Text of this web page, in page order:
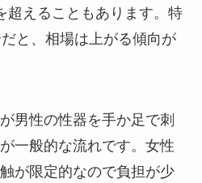
超えることもあります。特
と、相場は上がる傾向が
男性の性器を手か足で刺
一般的な流れです。女性
が限定的なので負担が少